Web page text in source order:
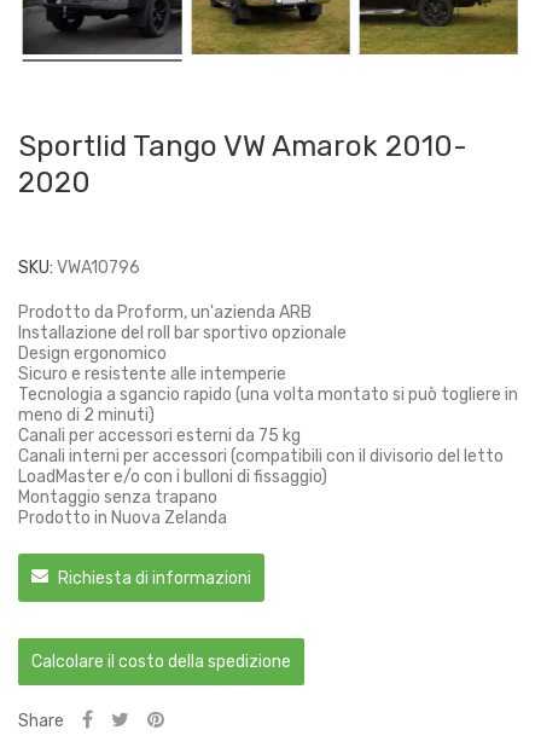
Sportlid Tango VW Amarok 2010-
2020
SKU: VWA10796
Prodotto da Proform, un'azienda ARB
Installazione del roll bar sportivo opzionale
Design ergonomico
Sicuro e resistente alle intemperie
Tecnologia a sgancio rapido (una volta montato si può togliere in
meno di 2 minuti)
Canali per accessori esterni da 75 kg
Canali interni per accessori (compatibili con il divisorio del letto
LoadMaster e/o con i bulloni di fissaggio)
Montaggio senza trapano
Prodotto in Nuova Zelanda
Richiesta di informazioni
Calcolare il costo della spedizione
Share